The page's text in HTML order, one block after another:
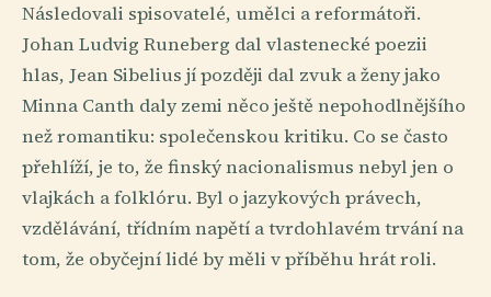
Následovali spisovatelé, umělci a reformátoři.
Johan Ludvig Runeberg dal vlastenecké poezii
hlas, Jean Sibelius jí později dal zvuk a ženy jako
Minna Canth daly zemi něco ještě nepohodlnějšího
než romantiku: společenskou kritiku. Co se často
přehlíží, je to, že finský nacionalismus nebyl jen o
vlajkách a folklóru. Byl o jazykových právech,
vzdělávání, třídním napětí a tvrdohlavém trvání na
tom, že obyčejní lidé by měli v příběhu hrát roli.